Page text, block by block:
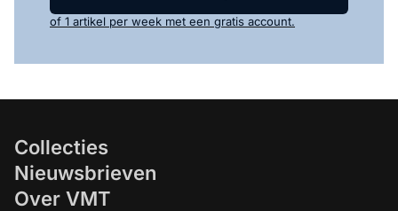
of 1 artikel per week met een gratis account.
Collecties
Nieuwsbrieven
Over VMT